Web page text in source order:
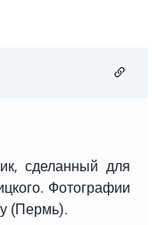
сделанный для
Фотографии
(Пермь).